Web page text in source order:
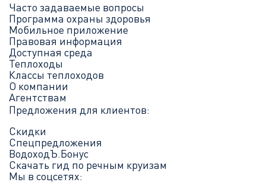
Часто задаваемые вопросы
Программа охраны здоровья
Мобильное приложение
Правовая информация
Доступная среда
Теплоходы
Классы теплоходов
О компании
Агентствам
Предложения для клиентов:
Скидки
Спецпредложения
ВодоходЪ.Бонус
Скачать гид по речным круизам
Мы в соцсетях: